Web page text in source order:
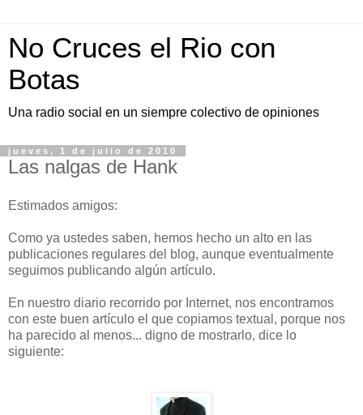
No Cruces el Rio con
Botas
Una radio social en un siempre colectivo de opiniones
jueves, 1 de julio de 2010
Las nalgas de Hank
Estimados amigos:
Como ya ustedes saben, hemos hecho un alto en las
publicaciones regulares del blog, aunque eventualmente
seguimos publicando algún artículo.
En nuestro diario recorrido por Internet, nos encontramos
con este buen artículo el que copiamos textual, porque nos
ha parecido al menos... digno de mostrarlo, dice lo
siguiente: